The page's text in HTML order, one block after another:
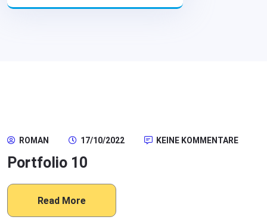
ROMAN 17/10/2022 KEINE KOMMENTARE
Portfolio 10
Read More